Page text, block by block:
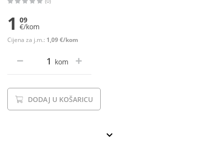
1 09
€/kom
Cijena za j.m.: 1,09 €/kom
kom
DODAJ U KOŠARICU